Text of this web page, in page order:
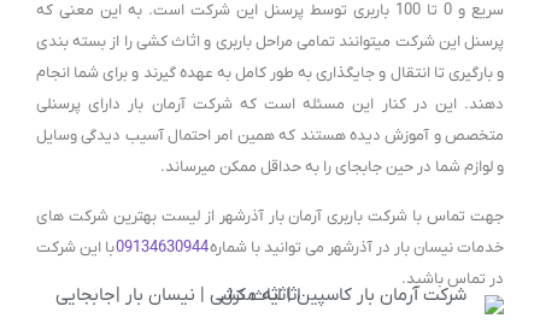
سریع و 0 تا 100 باربری توسط پرسنل این شرکت است. به این معنی که
پرسنل این شرکت میتوانند تمامی مراحل باربری و اثاث کشی را از بسته بندی
و بارگیری تا انتقال و جایگذاری به طور کامل به عهده گیرند و برای شما انجام
دهند. این در کنار این مسئله است که شرکت آرمان بار دارای پرسنلی
متخصص و آموزش دیده هستند که همین امر احتمال آسیب دیدگی وسایل
و لوازم شما در حین جابجای را به حداقل ممکن میرساند.
جهت تماس با شرکت باربری آرمان بار آذرشهر از لیست بهترین شرکت های
خدمات نیسان بار در آذرشهر می توانید با شماره09134630944با این شرکت
در تماس باشید.